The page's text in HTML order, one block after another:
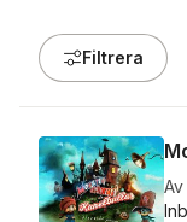
Filtrera
Av